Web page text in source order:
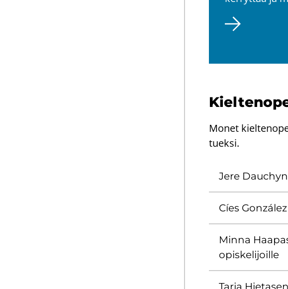
Monet
tueksi.
Jere
Cíes
Minna
opis­ke­li­joil­le
Tarja